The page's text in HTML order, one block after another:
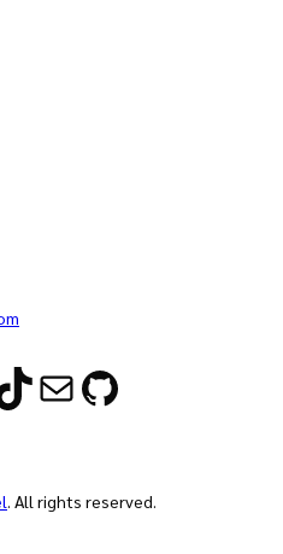
Mail GitHub
. All rights reserved.